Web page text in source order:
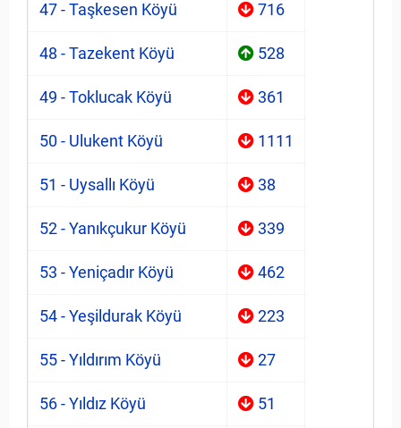
47 - Taşkesen Köyü 716
48 - Tazekent Köyü 528
49 - Toklucak Köyü 361
50 - Ulukent Köyü 1111
51 - Uysallı Köyü 38
52 - Yanıkçukur Köyü 339
53 - Yeniçadır Köyü 462
54 - Yeşildurak Köyü 223
55 - Yıldırım Köyü 27
56 - Yıldız Köyü 51